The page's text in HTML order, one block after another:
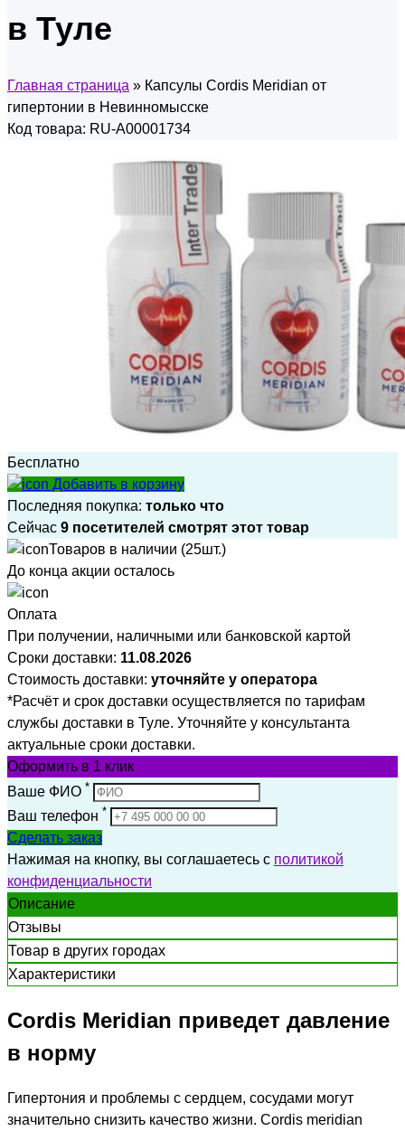
в Туле
Главная страница » Капсулы Cordis Meridian от
гипертонии в Невинномысске
Код товара: RU-A00001734
Бесплатно
Добавить в корзину
Последняя покупка: только что
Сейчас 9 посетителей смотрят этот товар
Товаров в наличии (25шт.)
До конца акции осталось
Оплата
При получении, наличными или банковской картой
Сроки доставки: 11.08.2026
Стоимость доставки: уточняйте у оператора
*Расчёт и срок доставки осуществляется по тарифам
службы доставки в Туле. Уточняйте у консультанта
актуальные сроки доставки.
Оформить в 1 клик
Ваше ФИО *
Ваш телефон *
Сделать заказ
Нажимая на кнопку, вы соглашаетесь с политикой
конфиденциальности
Описание
Отзывы
Товар в других городах
Характеристики
Cordis Meridian приведет давление
в норму
Гипертония и проблемы с сердцем, сосудами могут
значительно снизить качество жизни. Cordis meridian